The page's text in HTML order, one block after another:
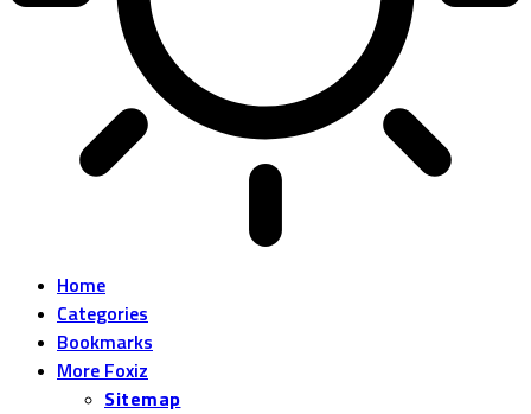
Home
Categories
Bookmarks
More Foxiz
Sitemap